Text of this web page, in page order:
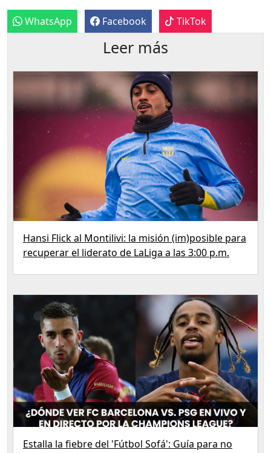
WhatsApp Facebook TikTok
Leer más
Hansi Flick al Montilivi: la misión (im)posible para
recuperar el liderato de LaLiga a las 3:00 p.m.
Estalla la fiebre del 'Fútbol Sofá': Guía para no